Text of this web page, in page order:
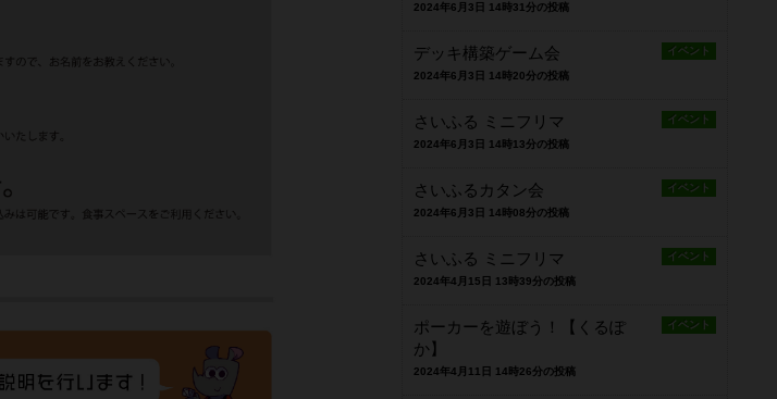
2024年6月3日 14時31分の投稿
イベント
デッキ構築ゲーム会
2024年6月3日 14時20分の投稿
イベント
さいふる ミニフリマ
2024年6月3日 14時13分の投稿
イベント
さいふるカタン会
2024年6月3日 14時08分の投稿
イベント
さいふる ミニフリマ
2024年4月15日 13時39分の投稿
イベント
ポーカーを遊ぼう！【くるぽ
か】
2024年4月11日 14時26分の投稿